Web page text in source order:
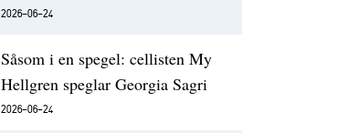
2026-06-24
Såsom i en spegel: cellisten My
Hellgren speglar Georgia Sagri
2026-06-24